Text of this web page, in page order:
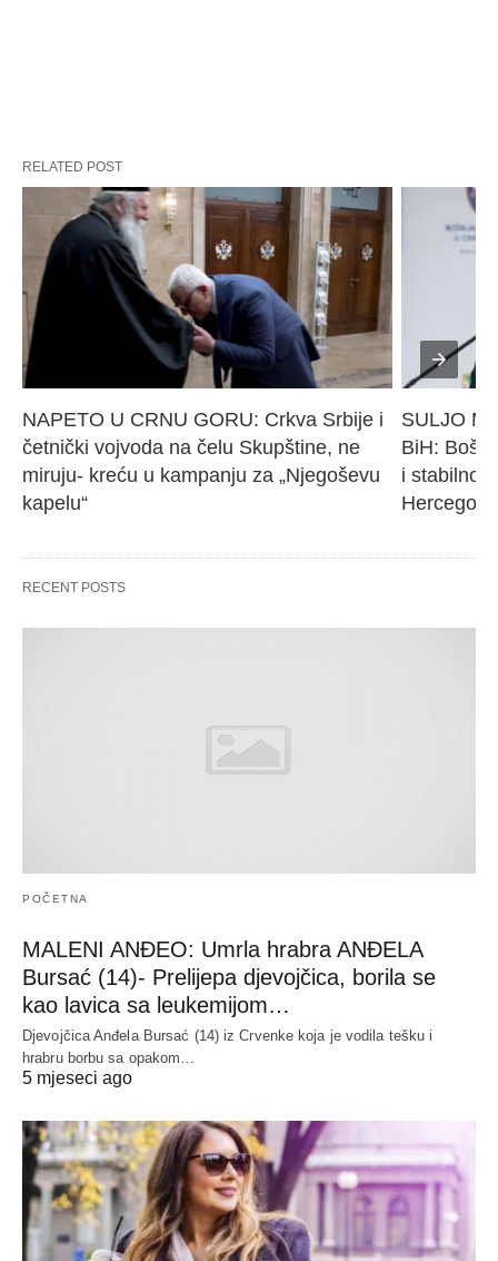
RELATED POST
NAPETO U CRNU GORU: Crkva Srbije i
četnički vojvoda na čelu Skupštine, ne
miruju- kreću u kampanju za „Njegoševu
kapelu“
SULJO
BiH:
i
RECENT POSTS
POČETNA
MALENI ANĐEO: Umrla hrabra ANĐELA
Bursać (14)- Prelijepa djevojčica, borila se
kao lavica sa leukemijom…
Djevojčica Anđela Bursać (14) iz Crvenke koja je vodila tešku i
hrabru borbu sa opakom…
5 mjeseci ago